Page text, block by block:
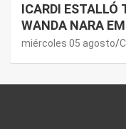
ICARDI ESTALLÓ
WANDA NARA
NORDELTA:
miércoles 05 agosto